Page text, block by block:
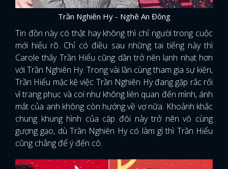
Trần Nghiên Hy - Nghê An Đông
Tin đồn này có thật hay không thì chỉ người trong cuộc
mới hiểu rõ. Chỉ có điều sau những tai tiếng này thì
Carole thấy Trần Hiểu cũng dần trở nên lạnh nhạt hơn
với Trần Nghiên Hy. Trong vài lần cùng tham gia sự kiện,
Trần Hiểu mặc kệ việc Trần Nghiên Hy đang gặp rắc rối
vì trang phục và coi như không liên quan đến mình, ánh
mắt của anh không còn hướng về vợ nữa. Khoảnh khắc
chung khung hình của cặp đôi này trở nên vô cùng
gượng gạo, dù Trần Nghiên Hy có làm gì thì Trần Hiểu
cũng chẳng để ý đến cô.